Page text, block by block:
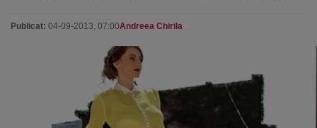
Publicat: 04-09-2013, 07:00Andreea Chirila